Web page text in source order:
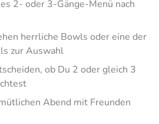
2- oder 3-Gänge-Menü nach
herrliche Bowls oder eine der
zur Auswahl
ob Du 2 oder gleich 3
Abend mit Freunden